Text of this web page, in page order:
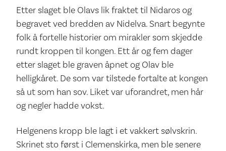
Etter slaget ble Olavs lik fraktet til Nidaros og
begravet ved bredden av Nidelva. Snart begynte
folk å fortelle historier om mirakler som skjedde
rundt kroppen til kongen. Ett år og fem dager
etter slaget ble graven åpnet og Olav ble
helligkåret. De som var tilstede fortalte at kongen
så ut som han sov. Liket var uforandret, men hår
og negler hadde vokst.
Helgenens kropp ble lagt i et vakkert sølvskrin.
Skrinet sto først i Clemenskirka, men ble senere